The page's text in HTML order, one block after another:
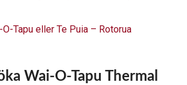
O-Tapu eller Te Puia – Rotorua
Wai-O-Tapu Thermal